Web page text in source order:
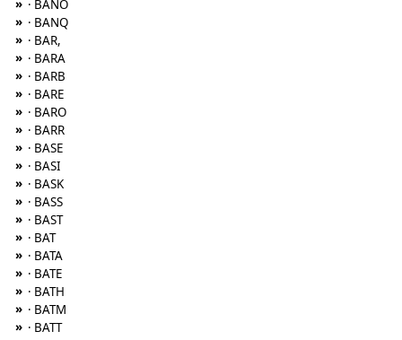
» · BANO
» · BANQ
» · BAR,
» · BARA
» · BARB
» · BARE
» · BARO
» · BARR
» · BASE
» · BASI
» · BASK
» · BASS
» · BAST
» · BAT
» · BATA
» · BATE
» · BATH
» · BATM
» · BATT